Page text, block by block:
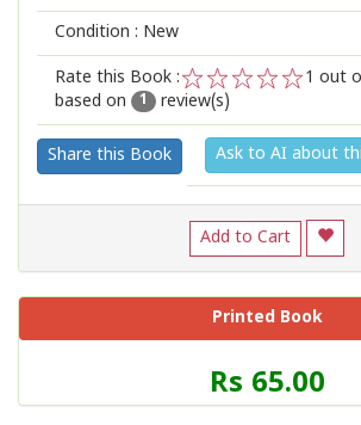
Condition : New
Rate this Book :
2
1
1 out
based on
1 review(s)
Share this Book Ask to AI about
Add to Cart
Printed Book
Price
of
Rs 65.00